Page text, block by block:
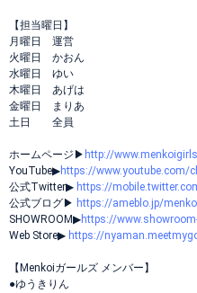
【担当曜日】
月曜日 運営
火曜日 かおん
水曜日 ゆい
木曜日 あげは
金曜日 まりあ
土日 全員
ホームページ▶︎ http://
YouTube▶https://www.youtube.com/
公式Twitter▶︎ https://
公式ブログ▶︎ https://ameblo.jp/
SHOWROOM▶︎https://
Web Store▶︎ https://
【Menkoiガールズ メンバー】
●ゆうきりん